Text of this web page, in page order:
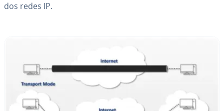
dos redes IP.